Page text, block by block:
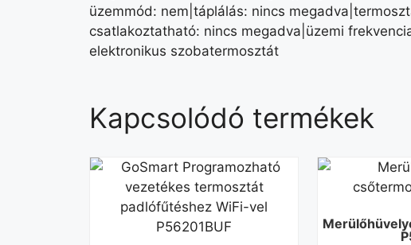
üzemmód: nem|táplálás: nincs
csatlakoztatható: nincs megadva|üzemi
elektronikus szobatermosztát
Kapcsolódó termékek